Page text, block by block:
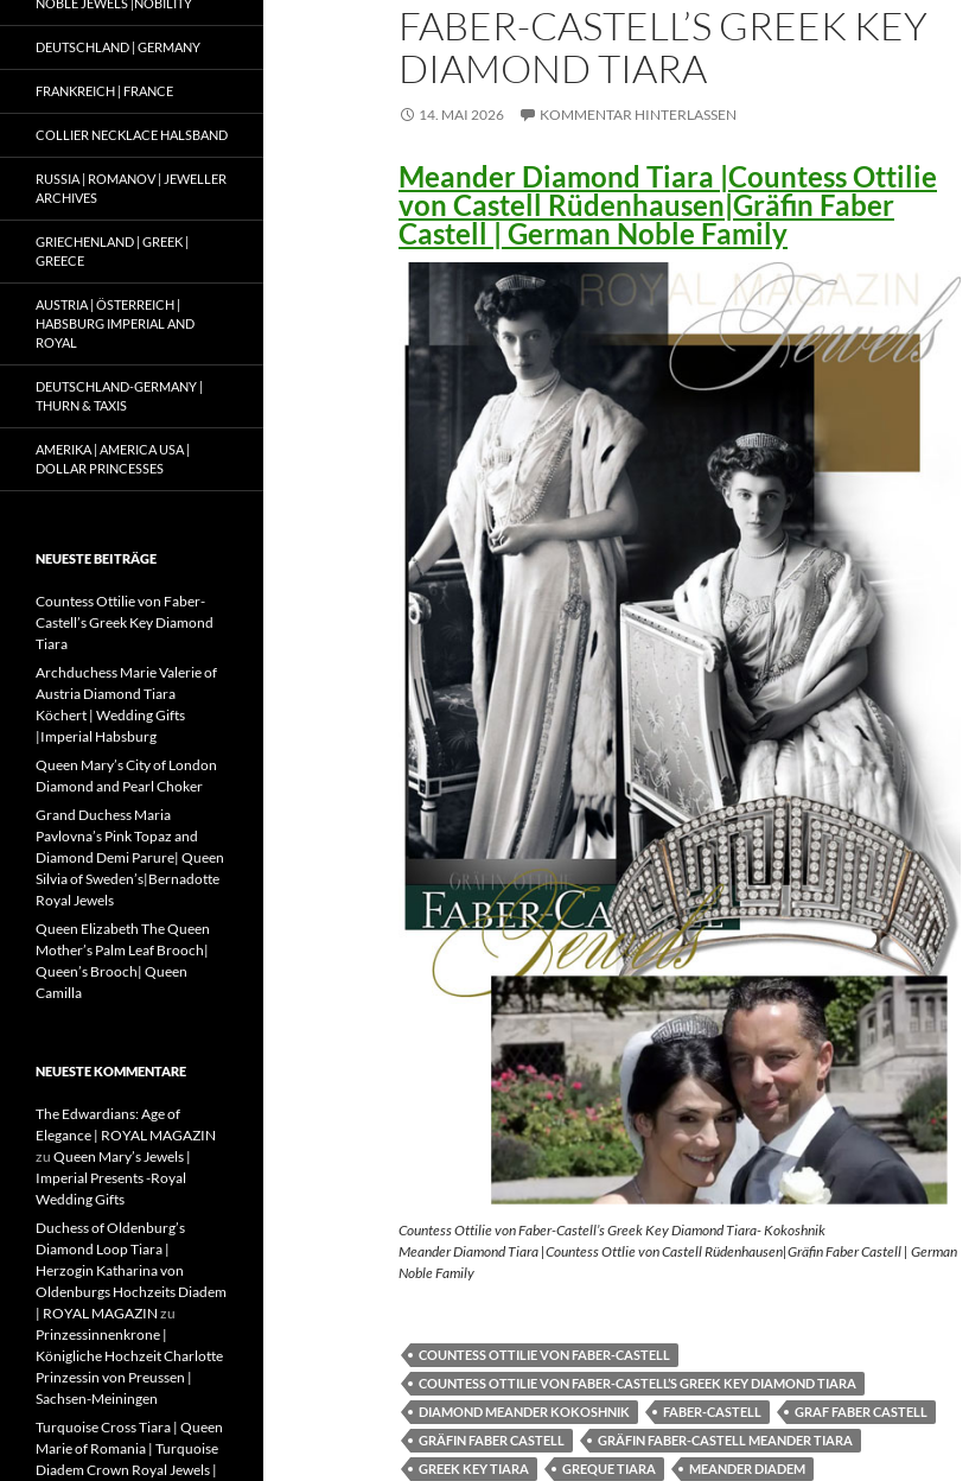
FABER-CASTELL’S GREEK KEY
DIAMOND TIARA
14. MAI 2026 KOMMENTAR HINTERLASSEN
Meander Diamond Tiara |Countess Ottilie
von Castell Rüdenhausen|Gräfin Faber
Castell | German Noble Family
Countess Ottilie von Faber-Castell’s Greek Key Diamond Tiara- Kokoshnik
Meander Diamond Tiara |Countess Ottlie von Castell Rüdenhausen|Gräfin Faber Castell | German
Noble Family
COUNTESS OTTILIE VON FABER-CASTELL
COUNTESS OTTILIE VON FABER-CASTELL’S GREEK KEY DIAMOND TIARA
DIAMOND MEANDER KOKOSHNIK
FABER-CASTELL
GRAF FABER CASTELL
GRÄFIN FABER CASTELL
GRÄFIN FABER-CASTELL MEANDER TIARA
GREEK KEY TIARA
GREQUE TIARA
MEANDER DIADEM
DEUTSCHLAND | GERMANY
FRANKREICH | FRANCE
COLLIER NECKLACE HALSBAND
RUSSIA | ROMANOV | JEWELLER
ARCHIVES
GRIECHENLAND | GREEK |
GREECE
AUSTRIA | ÖSTERREICH |
HABSBURG IMPERIAL AND
ROYAL
DEUTSCHLAND-GERMANY |
THURN & TAXIS
AMERIKA | AMERICA USA |
DOLLAR PRINCESSES
NEUESTE BEITRÄGE
Countess Ottilie von Faber-
Castell’s Greek Key Diamond
Tiara
Archduchess Marie Valerie of
Austria Diamond Tiara
Köchert | Wedding Gifts
|Imperial Habsburg
Queen Mary’s City of London
Diamond and Pearl Choker
Grand Duchess Maria
Pavlovna’s Pink Topaz and
Diamond Demi Parure| Queen
Silvia of Sweden’s|Bernadotte
Royal Jewels
Queen Elizabeth The Queen
Mother’s Palm Leaf Brooch|
Queen’s Brooch| Queen
Camilla
NEUESTE KOMMENTARE
The Edwardians: Age of
Elegance | ROYAL MAGAZIN
zu Queen Mary’s Jewels |
Imperial Presents -Royal
Wedding Gifts
Duchess of Oldenburg’s
Diamond Loop Tiara |
Herzogin Katharina von
Oldenburgs Hochzeits Diadem
| ROYAL MAGAZIN zu
Prinzessinnenkrone |
Königliche Hochzeit Charlotte
Prinzessin von Preussen |
Sachsen-Meiningen
Turquoise Cross Tiara | Queen
Marie of Romania | Turquoise
Diadem Crown Royal Jewels |